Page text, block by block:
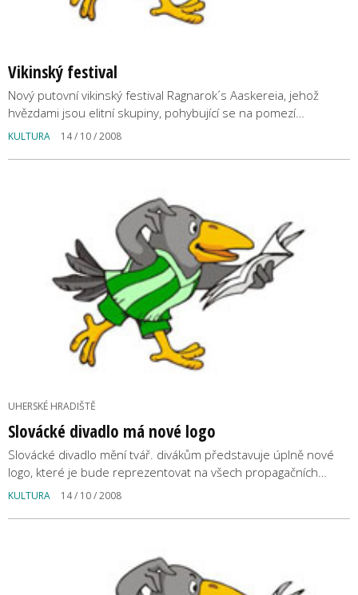
Vikinský festival
Nový putovní vikinský festival Ragnarok´s Aaskereia, jehož
hvězdami jsou elitní skupiny, pohybující se na pomezí…
KULTURA 14 / 10 / 2008
UHERSKÉ HRADIŠTĚ
Slovácké divadlo má nové logo
Slovácké divadlo mění tvář. divákům představuje úplně nové
logo, které je bude reprezentovat na všech propagačních…
KULTURA 14 / 10 / 2008